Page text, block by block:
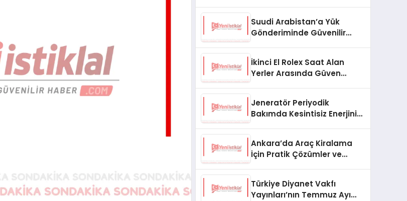
Suudi Arabistan’a Yük
Gönderiminde Güvenilir
İkinci El Rolex Saat Alan
Yerler Arasında Güven
Jeneratör Periyodik
Bakımda Kesintisiz Enerjinin
Ankara’da Araç Kiralama
İçin Pratik Çözümler ve
Türkiye Diyanet Vakfı
Yayınları’nın Temmuz Ayı